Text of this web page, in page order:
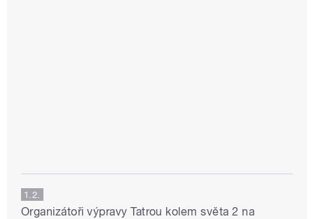
1.2.
Organizátoři výpravy Tatrou kolem světa 2 na